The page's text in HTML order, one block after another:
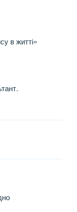
в житті»